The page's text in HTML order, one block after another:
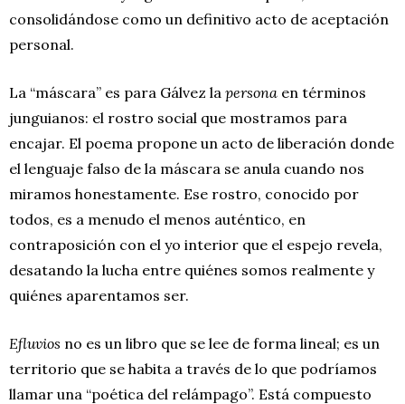
consolidándose como un definitivo acto de aceptación
personal.
La “máscara” es para Gálvez la persona en términos
junguianos: el rostro social que mostramos para
encajar. El poema propone un acto de liberación donde
el lenguaje falso de la máscara se anula cuando nos
miramos honestamente. Ese rostro, conocido por
todos, es a menudo el menos auténtico, en
contraposición con el yo interior que el espejo revela,
desatando la lucha entre quiénes somos realmente y
quiénes aparentamos ser.
Efluvios no es un libro que se lee de forma lineal; es un
territorio que se habita a través de lo que podríamos
llamar una “poética del relámpago”. Está compuesto